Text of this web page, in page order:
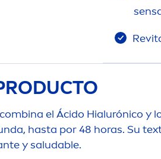
Re
el Ácido Hialurónico
hasta por 48 horas. Su
y saludable.